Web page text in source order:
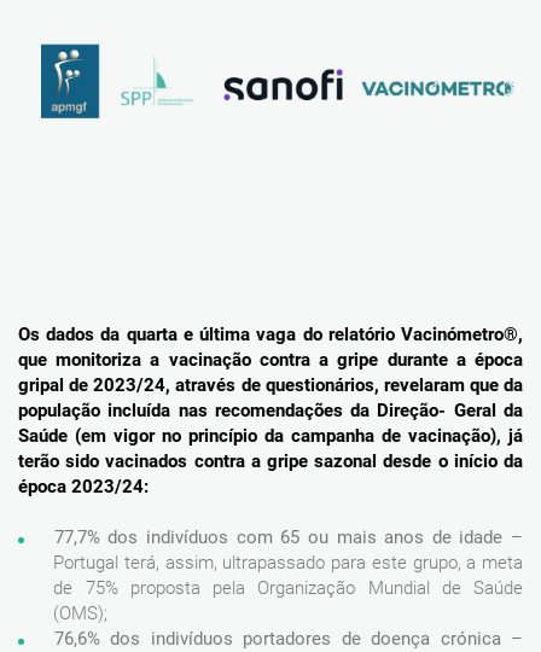
Os dados da quarta e última vaga do relatório Vacinómetro®,
que monitoriza a vacinação contra a gripe durante a época
gripal de 2023/24, através de questionários, revelaram que da
população incluída nas recomendações da Direção- Geral da
Saúde (em vigor no princípio da campanha de vacinação), já
terão sido vacinados contra a gripe sazonal desde o início da
época 2023/24:
77,7% dos indivíduos com 65 ou mais anos de idade –
Portugal terá, assim, ultrapassado para este grupo, a meta
de 75% proposta pela Organização Mundial de Saúde
(OMS);
76,6% dos indivíduos portadores de doença crónica–